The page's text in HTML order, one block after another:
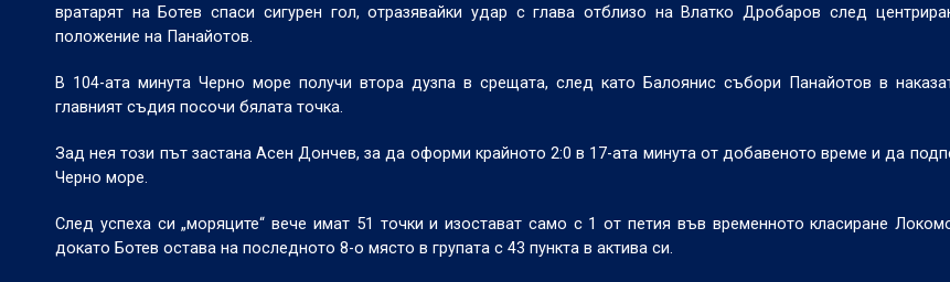
вратарят на Ботев спаси сигурен гол, отразявайки удар с глава отблизо на Влатко Дробаров след
положение на Панайотов.
В 104-ата минута Черно море получи втора дузпа в срещата, след като Балоянис събори Панайотов в
главният съдия посочи бялата точка.
Зад нея този път застана Асен Дончев, за да оформи крайното 2:0 в 17-ата минута от добавеното време и да
Черно море.
След успеха си „моряците“ вече имат 51 точки и изостават само с 1 от петия във временното класиране
докато Ботев остава на последното 8-о място в групата с 43 пункта в актива си.